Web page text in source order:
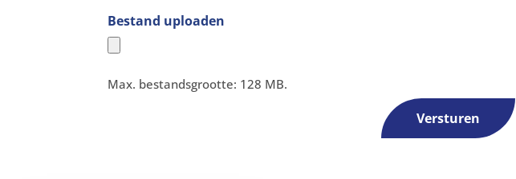
Bestand uploaden
Max. bestandsgrootte: 128 MB.
Versturen